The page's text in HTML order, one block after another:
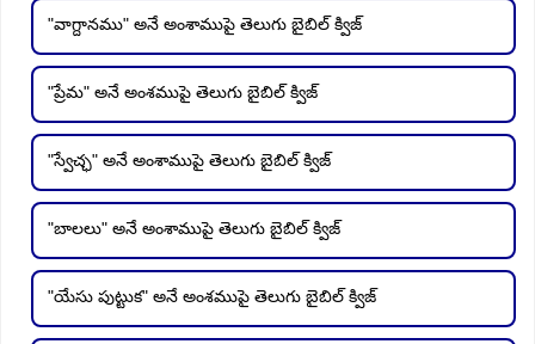
"వాగ్దానము" అనే అంశాముపై తెలుగు బైబిల్ క్విజ్
"ప్రేమ" అనే అంశముపై తెలుగు బైబిల్ క్విజ్
"స్వేచ్ఛ" అనే అంశాముపై తెలుగు బైబిల్ క్విజ్
"బాలలు" అనే అంశాముపై తెలుగు బైబిల్ క్విజ్
"యేసు పుట్టుక" అనే అంశముపై తెలుగు బైబిల్ క్విజ్